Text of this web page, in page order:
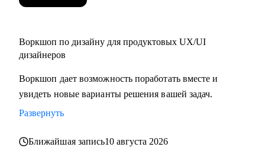
Воркшоп по дизайну для продуктовых UX/UI
дизайнеров
Воркшоп дает возможность поработать вместе и
увидеть новые варианты решения вашей задач.
Развернуть
Ближайшая запись10 августа 2026